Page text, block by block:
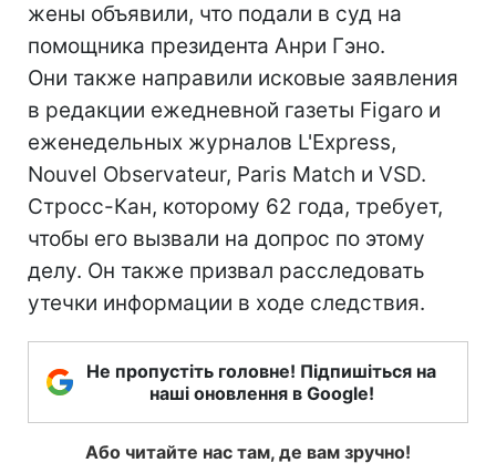
жены объявили, что подали в суд на
помощника президента Анри Гэно.
Они также направили исковые заявления
в редакции ежедневной газеты Figaro и
еженедельных журналов L'Express,
Nouvel Observateur, Paris Match и VSD.
Стросс-Кан, которому 62 года, требует,
чтобы его вызвали на допрос по этому
делу. Он также призвал расследовать
утечки информации в ходе следствия.
Не пропустіть головне! Підпишіться на
наші оновлення в Google!
Або читайте нас там, де вам зручно!